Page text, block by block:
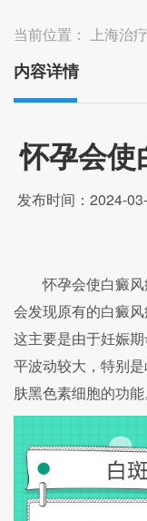
当前位置： 上海治
内容详情
怀孕会使
发布时间：2024-
怀孕会使白癜风
会发现原有的白癜
这主要是由于妊娠
平波动较大，特别
肤黑色素细胞的功能